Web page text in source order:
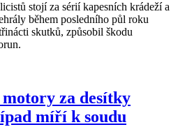
stojí za sérií kapesních krádeží a
během posledního půl roku
skutků, způsobil škodu
za desítky
míří k soudu